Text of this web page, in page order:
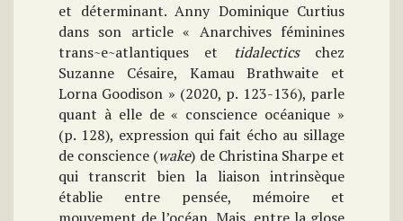
et déterminant. Anny Dominique Curtius
dans son article « Anarchives féminines
trans~e~atlantiques et
tidalecticschez
Suzanne Césaire, Kamau Brathwaite et
Lorna Goodison » (2020, p. 123-136), parle
quant à elle de « conscience océanique »
(p. 128), expression qui fait écho au sillage
de conscience (wake) de Christina Sharpe et
qui transcrit bien la liaison intrinsèque
établie entre pensée, mémoire et